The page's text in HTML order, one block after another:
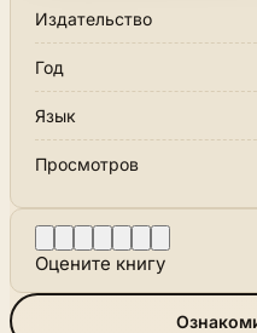
Издательство
Год
Язык
Просмотров
Оцените книгу